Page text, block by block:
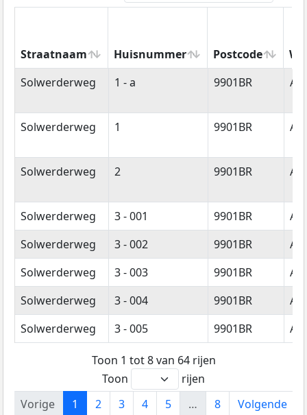
Straatnaam Huisnummer Postcode
Straatnaam
Huisnummer Postcode
Solwerderweg 1 - a 9901BR
Solwerderweg 1 9901BR
Solwerderweg 2 9901BR
Solwerderweg 3 - 001 9901BR
Solwerderweg
3 - 002 9901BR
Solwerderweg
3 - 003 9901BR
Solwerderweg
3 - 004 9901BR
Solwerderweg
3 - 005 9901BR
Toon 1 tot 8 van 64 rijen
Toon
rijen
Vorige
1 2 3 4 5 … 8 Volgende